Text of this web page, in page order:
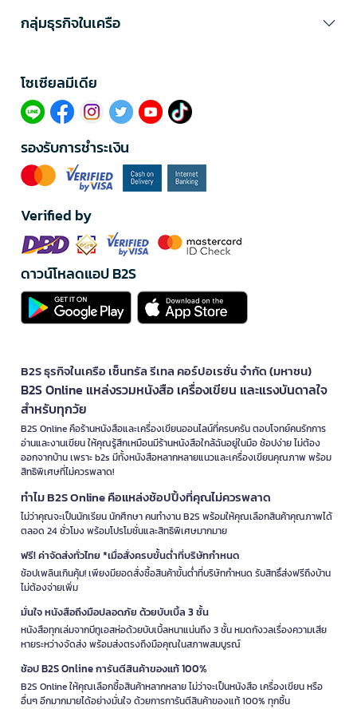
กลุ่มธุรกิจในเครือ
โซเซียลมีเดีย​
รองรับการชำระเงิน
Verified by
ดาวน์โหลดแอป B2S
B2S ธุรกิจในเครือ เซ็นทรัล รีเทล คอร์ปอเรชั่น จำกัด (มหาชน)
B2S Online แหล่งรวมหนังสือ เครื่องเขียน และแรงบันดาลใจ
สำหรับทุกวัย
B2S Online คือร้านหนังสือและเครื่องเขียนออนไลน์ที่ครบครัน ตอบโจทย์คนรักการ
อ่านและงานเขียน ให้คุณรู้สึกเหมือนมีร้านหนังสือใกล้ฉันอยู่ในมือ ช้อปง่าย ไม่ต้อง
ออกจากบ้าน เพราะ b2s มีทั้งหนังสือหลากหลายแนวและเครื่องเขียนคุณภาพ พร้อม
สิทธิพิเศษที่ไม่ควรพลาด!
ทำไม B2S Online คือแหล่งช้อปปิ้งที่คุณไม่ควรพลาด
ไม่ว่าคุณจะเป็นนักเรียน นักศึกษา คนทำงาน B2S พร้อมให้คุณเลือกสินค้าคุณภาพได้
ตลอด 24 ชั่วโมง พร้อมโปรโมชั่นและสิทธิพิเศษมากมาย
ฟรี! ค่าจัดส่งทั่วไทย *เมื่อสั่งครบขั้นต่ำที่บริษัทกำหนด
ช้อปเพลินเกินคุ้ม! เพียงมียอดสั่งซื้อสินค้าขั้นต่ำที่บริษัทกำหนด รับสิทธิ์ส่งฟรีถึงบ้าน
ไม่ต้องจ่ายเพิ่ม
มั่นใจ หนังสือถึงมือปลอดภัย ด้วยบับเบิ้ล 3 ชั้น
หนังสือทุกเล่มจากบีทูเอสห่อด้วยบับเบิ้ลหนาแน่นถึง 3 ชั้น หมดกังวลเรื่องความเสีย
หายระหว่างจัดส่ง พร้อมส่งตรงถึงมือคุณในสภาพสมบูรณ์
ช้อป B2S Online การันตีสินค้าของแท้ 100%
B2S Online ให้คุณเลือกซื้อสินค้าหลากหลาย ไม่ว่าจะเป็นหนังสือ เครื่องเขียน หรือ
อื่นๆ อีกมากมายได้อย่างมั่นใจ ด้วยการการันตีสินค้าของแท้ 100% ทุกชิ้น